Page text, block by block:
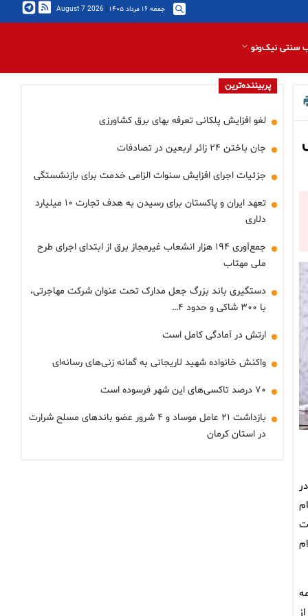
جمعه ۱۶ مرداد ۱۴۰۵ |
2026 August 7
سنتی نیک‌ونو
پربیننده‌ترین
لغو افزایش پلکانی تعرفه بهای برق کشاورزی
جان باختن ۲۴ زائر اربعین در تصادفات
جزئیات اجرای افزایش سنوات الزامی خدمت برای بازنشستگی
تعهد ایران و پاکستان برای رسیدن به هدف تجارت ۱۰ میلیارد
دلاری
جمع‌آوری ۱۹۴ هزار انشعاب غیرمجاز برق از ابتدای اجرای طرح
ملی مهتاب
دستگیری باند بزرگ جعل مدارک تحت عنوان شرکت مهاجرتی،
با ۳۰۰ شاکی و حدود ۴…
ارتش در آمادگی کامل است
واکنش خانواده شهید لاریجانی به گمانه زنی‌های رسانه‌ای
۷۰ درصد تاکسی‌های این شهر فرسوده است
بازداشت ۲۱ عامل موساد و ۴ شرور عضو باندهای مسلح شرارت
در استان کرمان